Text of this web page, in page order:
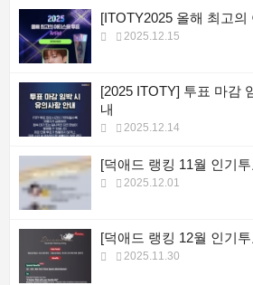
[ITOTY2025 올해 최고의
2025.12.15
[2025 ITOTY] 투표 마감
내
2025.12.14
[덕애드 랭킹 11월 인기
2025.12.01
[덕애드 랭킹 12월 인기
2025.11.30